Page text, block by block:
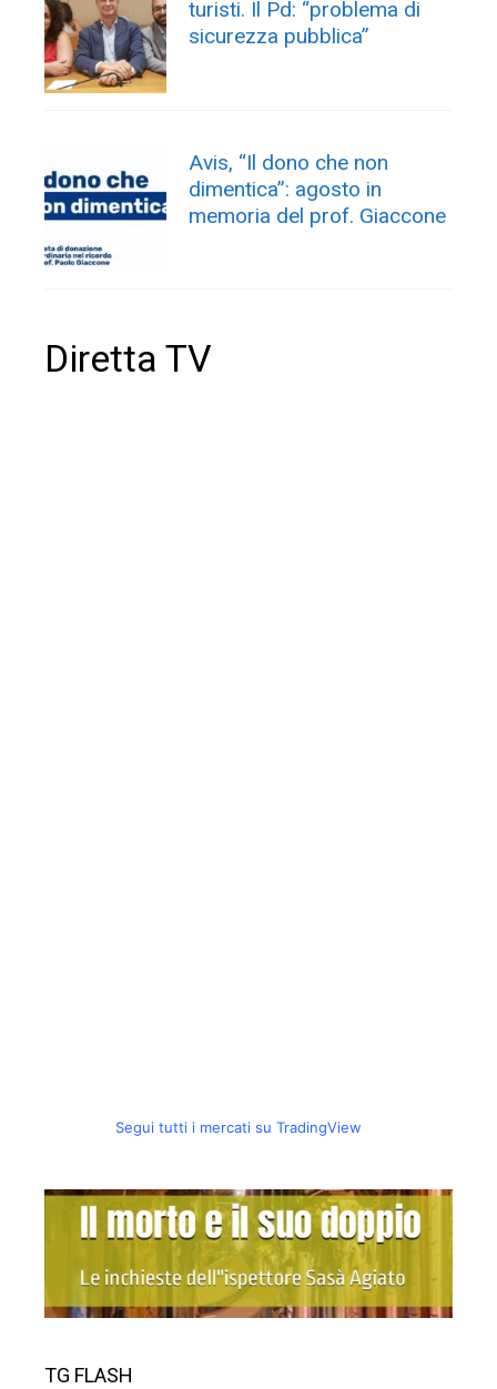
turisti. Il Pd: “problema di
sicurezza pubblica”
Avis, “Il dono che non
dimentica”: agosto in
memoria del prof. Giaccone
Diretta TV
Segui tutti i mercati su TradingView
TG FLASH